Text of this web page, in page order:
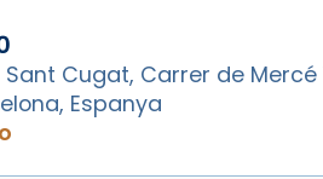
Sant Cugat, Carrer de Mercé
Espanya